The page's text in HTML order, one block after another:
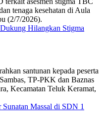
Hilangkan Stigma
Massal di SDN 1